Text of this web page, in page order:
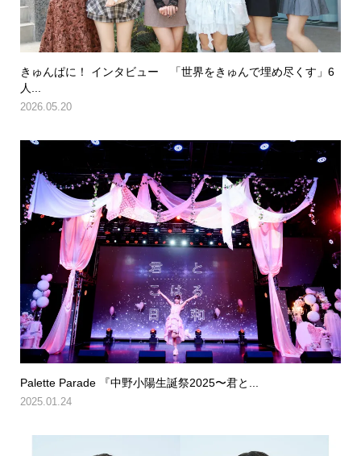
きゅんぱに！ インタビュー 「世界をきゅんで埋め尽くす」6
人...
2026.05.20
Palette Parade 『中野小陽生誕祭2025〜君と...
2025.01.24